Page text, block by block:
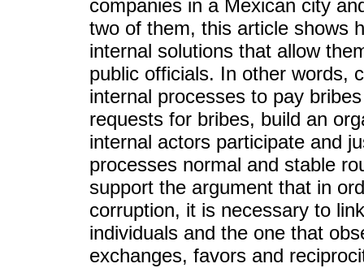
companies in a Mexican city
two of them, this article shows
internal solutions that allow
public officials. In other words,
internal processes to pay
requests for bribes, build an
internal actors participate and
processes normal and stable
support the argument that in
corruption, it is necessary to
individuals and the one that
exchanges, favors and